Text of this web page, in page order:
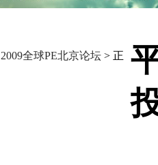
2009全球PE北京论坛 > 正